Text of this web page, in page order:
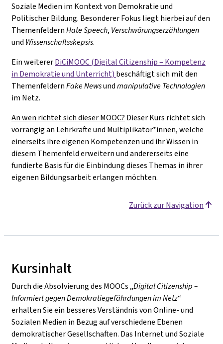
Soziale Medien im Kontext von Demokratie und
Politischer Bildung. Besonderer Fokus liegt hierbei auf den
ThemenfeldernHate Speech, Verschwörungserzählungen
und Wissenschaftsskepsis.
Ein weitererDiCiMOOC (Digital Citizenship – Kompetenz
in Demokratie und Unterricht) beschäftigt sich mit den
ThemenfeldernFake Newsundmanipulative Technologien
im Netz.
An wen richtet sich dieser MOOC? Dieser Kurs richtet sich
vorrangig an Lehrkräfte und Multiplikator*innen, welche
einerseits ihre eigenen Kompetenzen und ihr Wissen in
diesem Themenfeld erweitern und andererseits eine
fundierte Basis für die Einbindung dieses Themas in ihrer
eigenen Bildungsarbeit erlangen möchten.
Zurück zur Navigation
Kursinhalt
Durch die Absolvierung des MOOCs „Digital Citizenship –
Informiert gegen Demokratiegefährdungen im Netz“
erhalten Sie ein besseres Verständnis von Online- und
Sozialen Medien in Bezug auf verschiedene Ebenen
demokratischer Gesellschaften. Das Internet und Soziale